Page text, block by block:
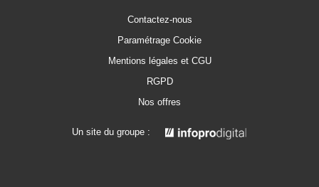
Contactez-nous
Paramétrage Cookie
Mentions légales et CGU
RGPD
Nos offres
Un site du groupe :